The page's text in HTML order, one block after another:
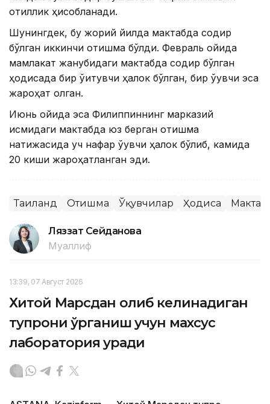
қотиллик ҳисобланади.
Шунингдек, бу жорий йилда мактабда содир
бўлган иккинчи отишма бўлди. Февраль ойида
мамлакат жанубидаги мактабда содир бўлган
ҳодисада бир ўқитувчи ҳалок бўлган, бир ўқувчи эса
жароҳат олган.
Июнь ойида эса Филиппиннинг марказий
қисмидаги мактабда юз берган отишма
натижасида уч нафар ўқувчи ҳалок бўлиб, камида
20 киши жароҳатланган эди.
Таиланд Отишма Ўқувчилар Ҳодиса
Ляззат Сейданова
Муаллиф
13:39, 07 Август 2026
Хитой Марсдан олиб келинадиган
тупроқни ўрганиш учун махсус
лаборатория қуради